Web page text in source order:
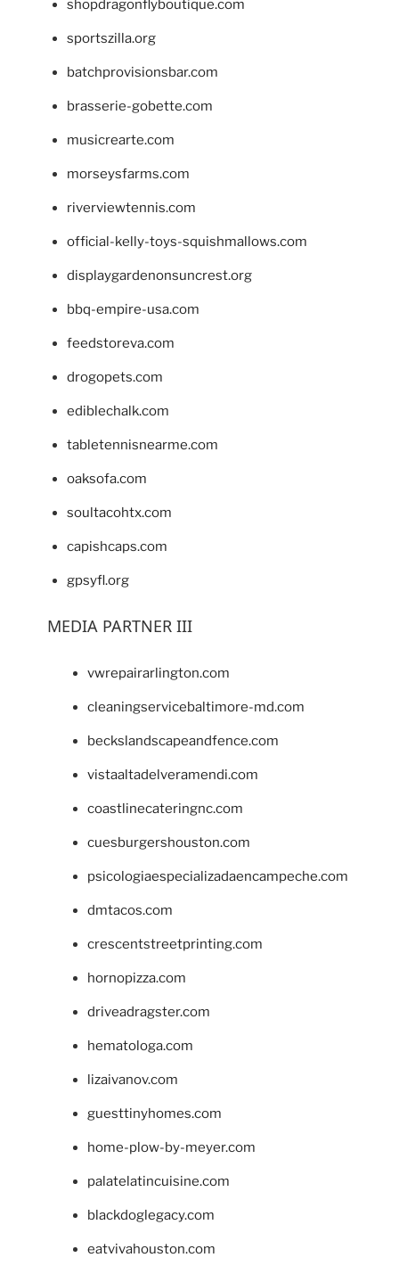
shopdragonflyboutique.com
sportszilla.org
batchprovisionsbar.com
brasserie-gobette.com
musicrearte.com
morseysfarms.com
riverviewtennis.com
official-kelly-toys-squishmallows.com
displaygardenonsuncrest.org
bbq-empire-usa.com
feedstoreva.com
drogopets.com
ediblechalk.com
tabletennisnearme.com
oaksofa.com
soultacohtx.com
capishcaps.com
gpsyfl.org
MEDIA PARTNER III
vwrepairarlington.com
cleaningservicebaltimore-md.com
beckslandscapeandfence.com
vistaaltadelveramendi.com
coastlinecateringnc.com
cuesburgershouston.com
psicologiaespecializadaencampeche.com
dmtacos.com
crescentstreetprinting.com
hornopizza.com
driveadragster.com
hematologa.com
lizaivanov.com
guesttinyhomes.com
home-plow-by-meyer.com
palatelatincuisine.com
blackdoglegacy.com
eatvivahouston.com